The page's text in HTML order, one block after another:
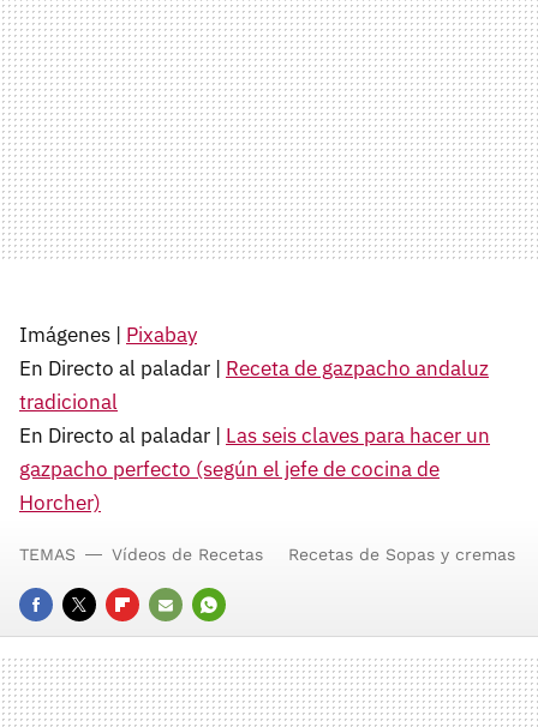
Imágenes | Pixabay
En Directo al paladar | Receta de gazpacho andaluz
tradicional
En Directo al paladar | Las seis claves para hacer un
gazpacho perfecto (según el jefe de cocina de
Horcher)
FACEBOOK
TWITTERFLIPBOARD
E-
MAIL
WHATSAPP
TEMAS Vídeos de Recetas Recetas de Sopas y cremas